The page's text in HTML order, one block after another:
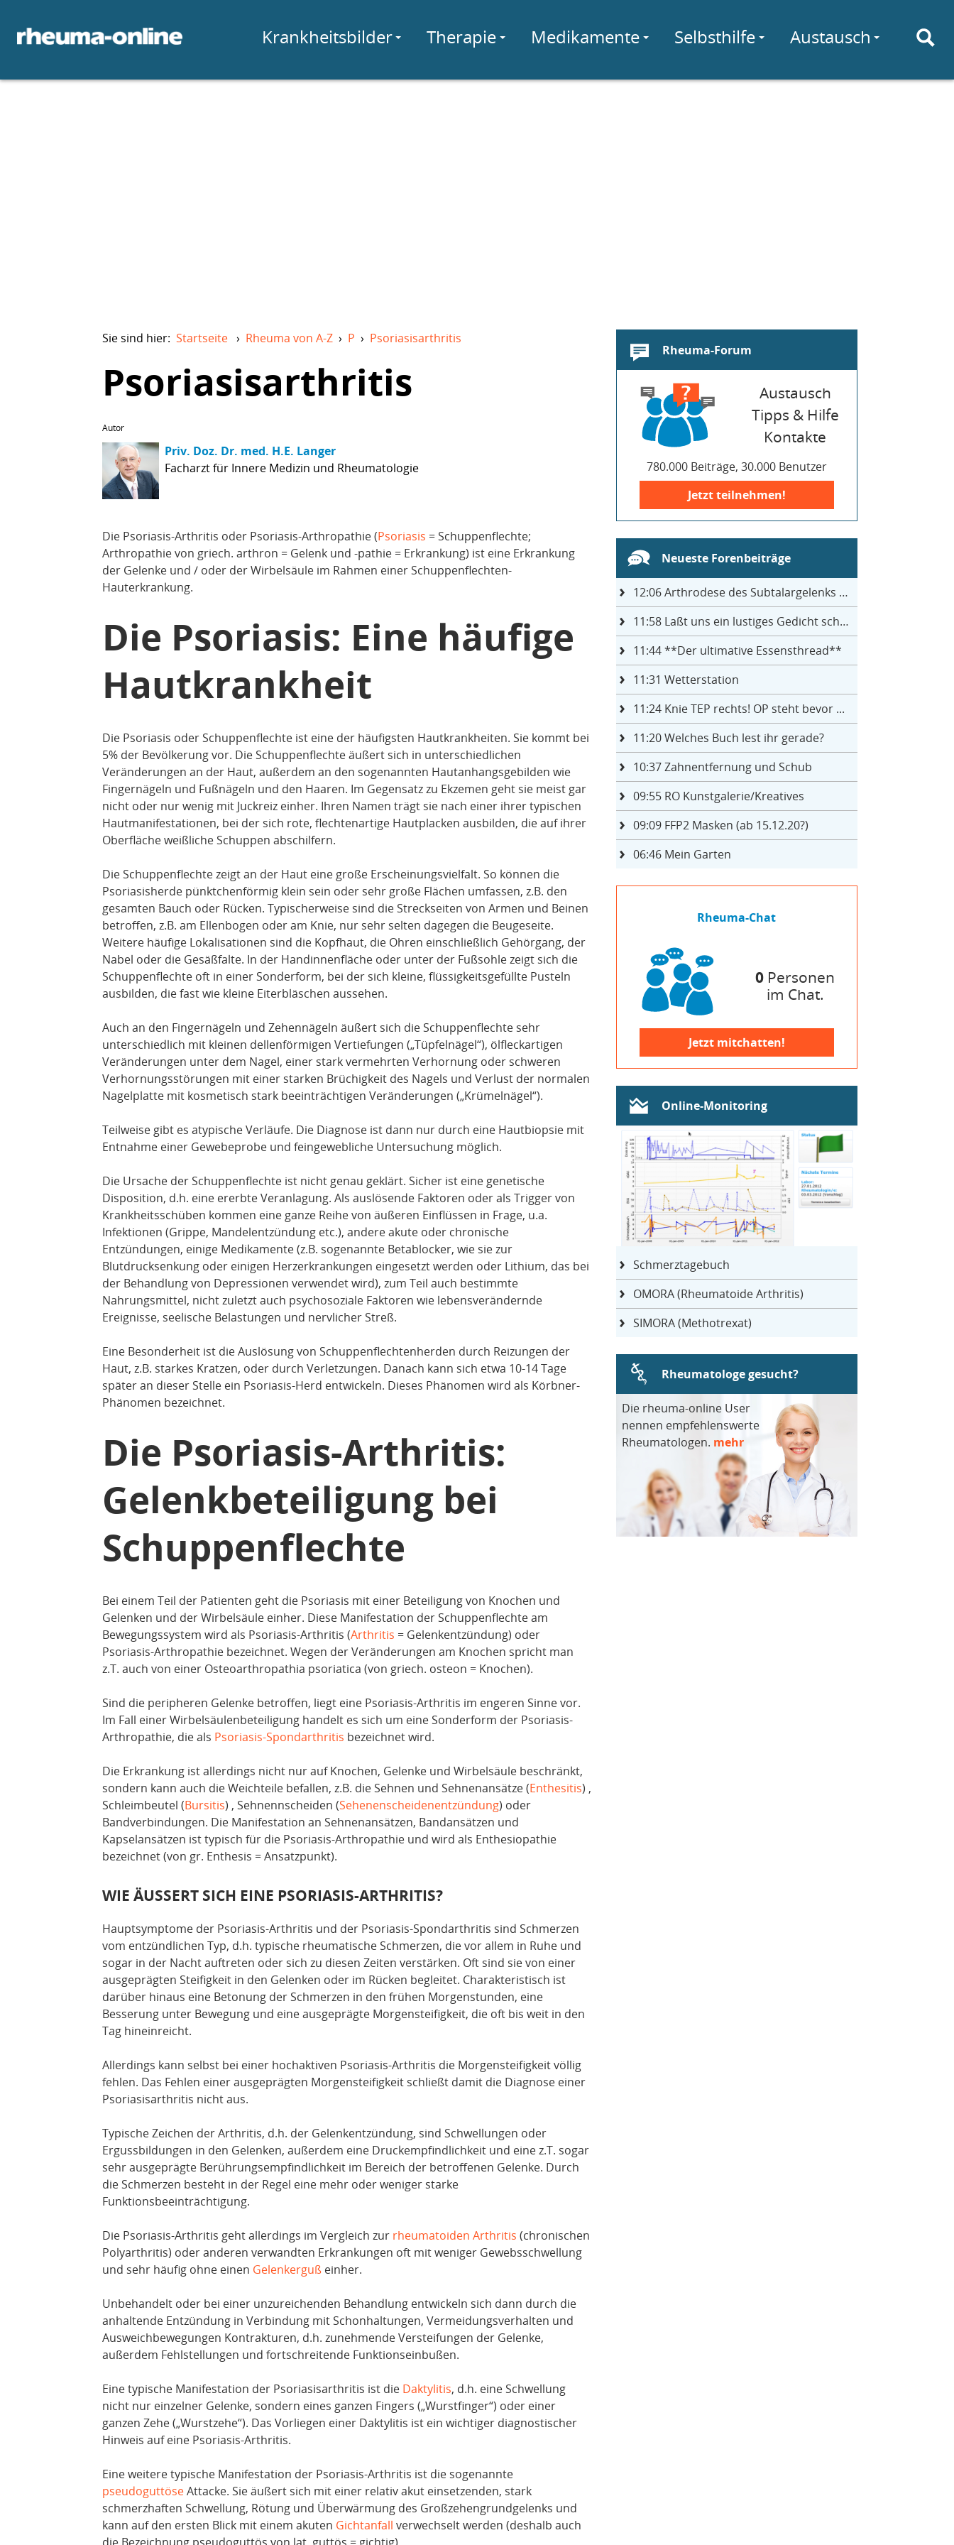
Krankheitsbilder Therapie Medikamente Selbsthilfe Austausch
Sie sind hier: Startseite › Rheuma von A-Z › P › Psoriasisarthritis
Psoriasisarthritis
Autor
Priv. Doz. Dr. med. H.E. Langer
Facharzt für Innere Medizin und Rheumatologie
Die Psoriasis-Arthritis oder Psoriasis-Arthropathie (Psoriasis = Schuppenflechte;
Arthropathie von griech. arthron = Gelenk und -pathie = Erkrankung) ist eine Erkrankung
der Gelenke und / oder der Wirbelsäule im Rahmen einer Schuppenflechten-
Hauterkrankung.
Die Psoriasis: Eine häufige
Hautkrankheit
Die Psoriasis oder Schuppenflechte ist eine der häufigsten Hautkrankheiten. Sie kommt bei
5% der Bevölkerung vor. Die Schuppenflechte äußert sich in unterschiedlichen
Veränderungen an der Haut, außerdem an den sogenannten Hautanhangsgebilden wie
Fingernägeln und Fußnägeln und den Haaren. Im Gegensatz zu Ekzemen geht sie meist gar
nicht oder nur wenig mit Juckreiz einher. Ihren Namen trägt sie nach einer ihrer typischen
Hautmanifestationen, bei der sich rote, flechtenartige Hautplacken ausbilden, die auf ihrer
Oberfläche weißliche Schuppen abschilfern.
Die Schuppenflechte zeigt an der Haut eine große Erscheinungsvielfalt. So können die
Psoriasisherde pünktchenförmig klein sein oder sehr große Flächen umfassen, z.B. den
gesamten Bauch oder Rücken. Typischerweise sind die Streckseiten von Armen und Beinen
betroffen, z.B. am Ellenbogen oder am Knie, nur sehr selten dagegen die Beugeseite.
Weitere häufige Lokalisationen sind die Kopfhaut, die Ohren einschließlich Gehörgang, der
Nabel oder die Gesäßfalte. In der Handinnenfläche oder unter der Fußsohle zeigt sich die
Schuppenflechte oft in einer Sonderform, bei der sich kleine, flüssigkeitsgefüllte Pusteln
ausbilden, die fast wie kleine Eiterbläschen aussehen.
Auch an den Fingernägeln und Zehennägeln äußert sich die Schuppenflechte sehr
unterschiedlich mit kleinen dellenförmigen Vertiefungen („Tüpfelnägel“), ölfleckartigen
Veränderungen unter dem Nagel, einer stark vermehrten Verhornung oder schweren
Verhornungsstörungen mit einer starken Brüchigkeit des Nagels und Verlust der normalen
Nagelplatte mit kosmetisch stark beeinträchtigen Veränderungen („Krümelnägel“).
Teilweise gibt es atypische Verläufe. Die Diagnose ist dann nur durch eine Hautbiopsie mit
Entnahme einer Gewebeprobe und feingewebliche Untersuchung möglich.
Die Ursache der Schuppenflechte ist nicht genau geklärt. Sicher ist eine genetische
Disposition, d.h. eine ererbte Veranlagung. Als auslösende Faktoren oder als Trigger von
Krankheitsschüben kommen eine ganze Reihe von äußeren Einflüssen in Frage, u.a.
Infektionen (Grippe, Mandelentzündung etc.), andere akute oder chronische
Entzündungen, einige Medikamente (z.B. sogenannte Betablocker, wie sie zur
Blutdrucksenkung oder einigen Herzerkrankungen eingesetzt werden oder Lithium, das bei
der Behandlung von Depressionen verwendet wird), zum Teil auch bestimmte
Nahrungsmittel, nicht zuletzt auch psychosoziale Faktoren wie lebensverändernde
Ereignisse, seelische Belastungen und nervlicher Streß.
Eine Besonderheit ist die Auslösung von Schuppenflechtenherden durch Reizungen der
Haut, z.B. starkes Kratzen, oder durch Verletzungen. Danach kann sich etwa 10-14 Tage
später an dieser Stelle ein Psoriasis-Herd entwickeln. Dieses Phänomen wird als Körbner-
Phänomen bezeichnet.
Die Psoriasis-Arthritis:
Gelenkbeteiligung bei
Schuppenflechte
Bei einem Teil der Patienten geht die Psoriasis mit einer Beteiligung von Knochen und
Gelenken und der Wirbelsäule einher. Diese Manifestation der Schuppenflechte am
Bewegungssystem wird als Psoriasis-Arthritis (Arthritis = Gelenkentzündung) oder
Psoriasis-Arthropathie bezeichnet. Wegen der Veränderungen am Knochen spricht man
z.T. auch von einer Osteoarthropathia psoriatica (von griech. osteon = Knochen).
Sind die peripheren Gelenke betroffen, liegt eine Psoriasis-Arthritis im engeren Sinne vor.
Im Fall einer Wirbelsäulenbeteiligung handelt es sich um eine Sonderform der Psoriasis-
Arthropathie, die als Psoriasis-Spondarthritis bezeichnet wird.
Die Erkrankung ist allerdings nicht nur auf Knochen, Gelenke und Wirbelsäule beschränkt,
sondern kann auch die Weichteile befallen, z.B. die Sehnen und Sehnenansätze (Enthesitis) ,
Schleimbeutel (Bursitis) , Sehnennscheiden (Sehenenscheidenentzündung) oder
Bandverbindungen. Die Manifestation an Sehnenansätzen, Bandansätzen und
Kapselansätzen ist typisch für die Psoriasis-Arthropathie und wird als Enthesiopathie
bezeichnet (von gr. Enthesis = Ansatzpunkt).
WIE ÄUSSERT SICH EINE PSORIASIS-ARTHRITIS?
Hauptsymptome der Psoriasis-Arthritis und der Psoriasis-Spondarthritis sind Schmerzen
vom entzündlichen Typ, d.h. typische rheumatische Schmerzen, die vor allem in Ruhe und
sogar in der Nacht auftreten oder sich zu diesen Zeiten verstärken. Oft sind sie von einer
ausgeprägten Steifigkeit in den Gelenken oder im Rücken begleitet. Charakteristisch ist
darüber hinaus eine Betonung der Schmerzen in den frühen Morgenstunden, eine
Besserung unter Bewegung und eine ausgeprägte Morgensteifigkeit, die oft bis weit in den
Tag hineinreicht.
Allerdings kann selbst bei einer hochaktiven Psoriasis-Arthritis die Morgensteifigkeit völlig
fehlen. Das Fehlen einer ausgeprägten Morgensteifigkeit schließt damit die Diagnose einer
Psoriasisarthritis nicht aus.
Typische Zeichen der Arthritis, d.h. der Gelenkentzündung, sind Schwellungen oder
Ergussbildungen in den Gelenken, außerdem eine Druckempfindlichkeit und eine z.T. sogar
sehr ausgeprägte Berührungsempfindlichkeit im Bereich der betroffenen Gelenke. Durch
die Schmerzen besteht in der Regel eine mehr oder weniger starke
Funktionsbeeinträchtigung.
Die Psoriasis-Arthritis geht allerdings im Vergleich zur rheumatoiden Arthritis (chronischen
Polyarthritis) oder anderen verwandten Erkrankungen oft mit weniger Gewebsschwellung
und sehr häufig ohne einen Gelenkerguß einher.
Unbehandelt oder bei einer unzureichenden Behandlung entwickeln sich dann durch die
anhaltende Entzündung in Verbindung mit Schonhaltungen, Vermeidungsverhalten und
Ausweichbewegungen Kontrakturen, d.h. zunehmende Versteifungen der Gelenke,
außerdem Fehlstellungen und fortschreitende Funktionseinbußen.
Eine typische Manifestation der Psoriasisarthritis ist die Daktylitis, d.h. eine Schwellung
nicht nur einzelner Gelenke, sondern eines ganzen Fingers („Wurstfinger“) oder einer
ganzen Zehe („Wurstzehe“). Das Vorliegen einer Daktylitis ist ein wichtiger diagnostischer
Hinweis auf eine Psoriasis-Arthritis.
Eine weitere typische Manifestation der Psoriasis-Arthritis ist die sogenannte
pseudoguttöseAttacke. Sie äußert sich mit einer relativ akut einsetzenden, stark
schmerzhaften Schwellung, Rötung und Überwärmung des Großzehengrundgelenks und
kann auf den ersten Blick mit einem akuten Gichtanfall verwechselt werden (deshalb auch
Rheuma-Forum
Austausch
Tipps & Hilfe
Kontakte
780.000 Beiträge, 30.000 Benutzer
Jetzt teilnehmen!
Neueste Forenbeiträge
12:06Arthrodese des Subtalargelenks mit 27
11:58Laßt uns ein lustiges Gedicht schreiben- jeder einen Satz
11:44**Der ultimative Essensthread**
11:31 Wetterstation
11:24Knie TEP rechts! OP steht bevor ...
11:20Welches Buch lest ihr gerade?
10:37Zahnentfernung und Schub
09:55RO Kunstgalerie/Kreatives
09:09FFP2 Masken (ab 15.12.20?)
06:46Mein Garten
Rheuma-Chat
0 Personen
im Chat.
Jetzt mitchatten!
Online-Monitoring
Schmerztagebuch
OMORA (Rheumatoide Arthritis)
SIMORA (Methotrexat)
Rheumatologe gesucht?
Die rheuma-online User
nennen empfehlenswerte
Rheumatologen. mehr